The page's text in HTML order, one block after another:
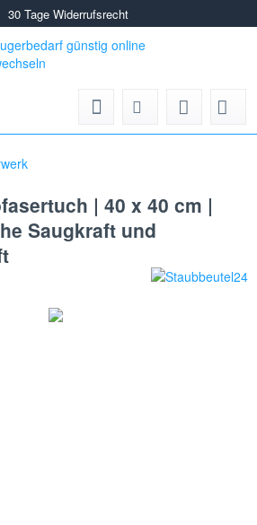
30 Tage Widerrufsrecht
| 40 x 40 cm |
Saugkraft und